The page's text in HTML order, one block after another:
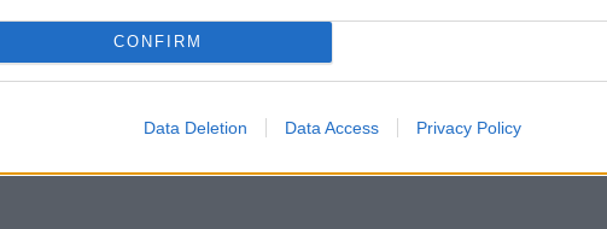
CONFIRM
Data Deletion Data Access Privacy Policy